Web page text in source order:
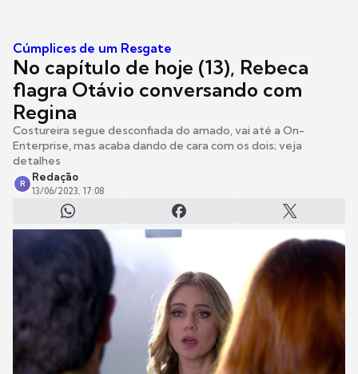
Cúmplices de um Resgate
No capítulo de hoje (13), Rebeca
flagra Otávio conversando com
Regina
Costureira segue desconfiada do amado, vai até a On-
Enterprise, mas acaba dando de cara com os dois; veja
detalhes
R
Redação
13/06/2023, 17:08